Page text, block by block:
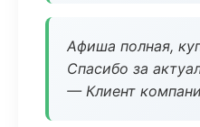
Афиша полная,
Спасибо за
— Клиент